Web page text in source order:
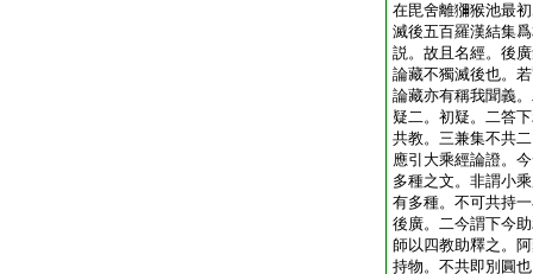
在毘舍離獼猴池最
滅後五百羅漢結集
説。故且名經。後
論藏不獨滅後也。
論藏亦有稱我聞義
疑二。初疑。二答
共教。三兼集不共
應引大乘經論證。
多種之文。非謂小
有多種。不可共持
後廣。二今謂下今
師以四教助釋之。
持物。不共即別圓